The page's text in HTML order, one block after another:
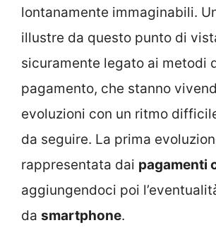
lontanamente immaginabili.
illustre da questo punto di
sicuramente legato ai metodi
pagamento, che stanno
evoluzioni con un ritmo
da seguire. La prima
rappresentata dai pagamenti
aggiungendoci poi
da smartphone.